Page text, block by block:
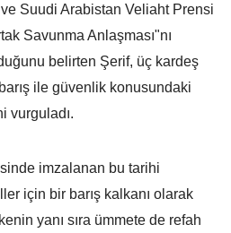
Suudi Arabistan Veliaht Prensi
Savunma Anlaşması"nı
belirten Şerif, üç kardeş
ile güvenlik konusundaki
vurguladı.
imzalanan bu tarihi
için bir barış kalkanı olarak
yanı sıra ümmete de refah